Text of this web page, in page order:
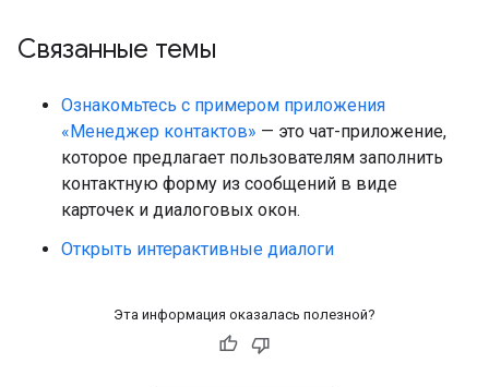
Связанные темы
Ознакомьтесь с примером приложения
«Менеджер контактов» — это чат-приложение,
которое предлагает пользователям заполнить
контактную форму из сообщений в виде
карточек и диалоговых окон.
Открыть интерактивные диалоги
Эта информация оказалась полезной?